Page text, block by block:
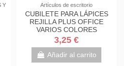
Y
Artículos de escritorio
CUBILETE PARA LÁPICES
REJILLA PLUS OFFICE
VARIOS COLORES
3,25 €
Añadir al carrito